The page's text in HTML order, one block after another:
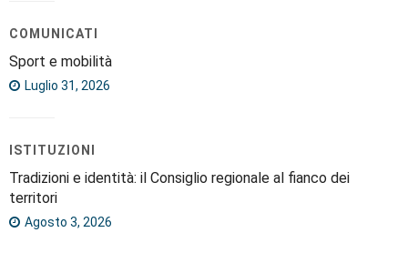
COMUNICATI
Sport e mobilità
Luglio 31, 2026
ISTITUZIONI
Tradizioni e identità: il Consiglio regionale al fianco dei
territori
Agosto 3, 2026